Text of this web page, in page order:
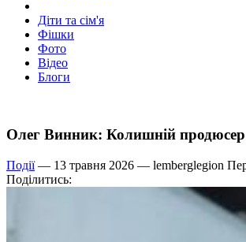
Діти та сім'я
Фішки
Фото
Відео
Блоги
Олег Винник: Колишній продюсер
Події— 13 травня 2026 — lemberglegion
Поділитись: